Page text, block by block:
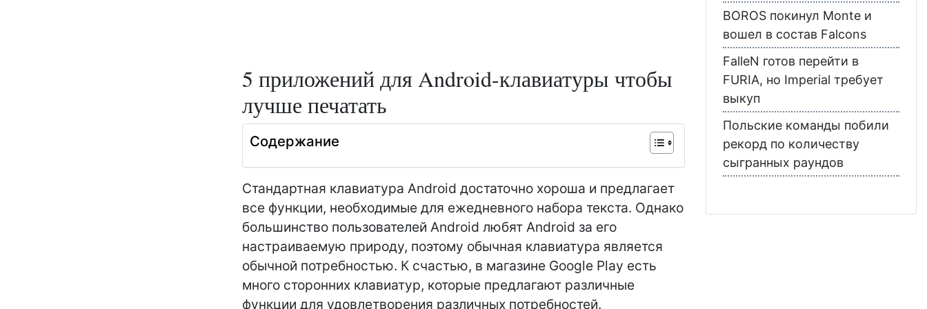
5 приложений для Android-клавиатуры чтобы
лучше печатать
Содержание
Стандартная клавиатура Android достаточно хороша и предлагает
все функции, необходимые для ежедневного набора текста. Однако
большинство пользователей Android любят Android за его
настраиваемую природу, поэтому обычная клавиатура является
обычной потребностью. К счастью, в магазине Google Play есть
много сторонних клавиатур, которые предлагают различные
функции для удовлетворения различных потребностей.
BOROS покинул Monte и
вошел в состав Falcons
FalleN готов перейти в
FURIA, но Imperial требует
выкуп
Польские команды побили
рекорд по количеству
сыгранных раундов